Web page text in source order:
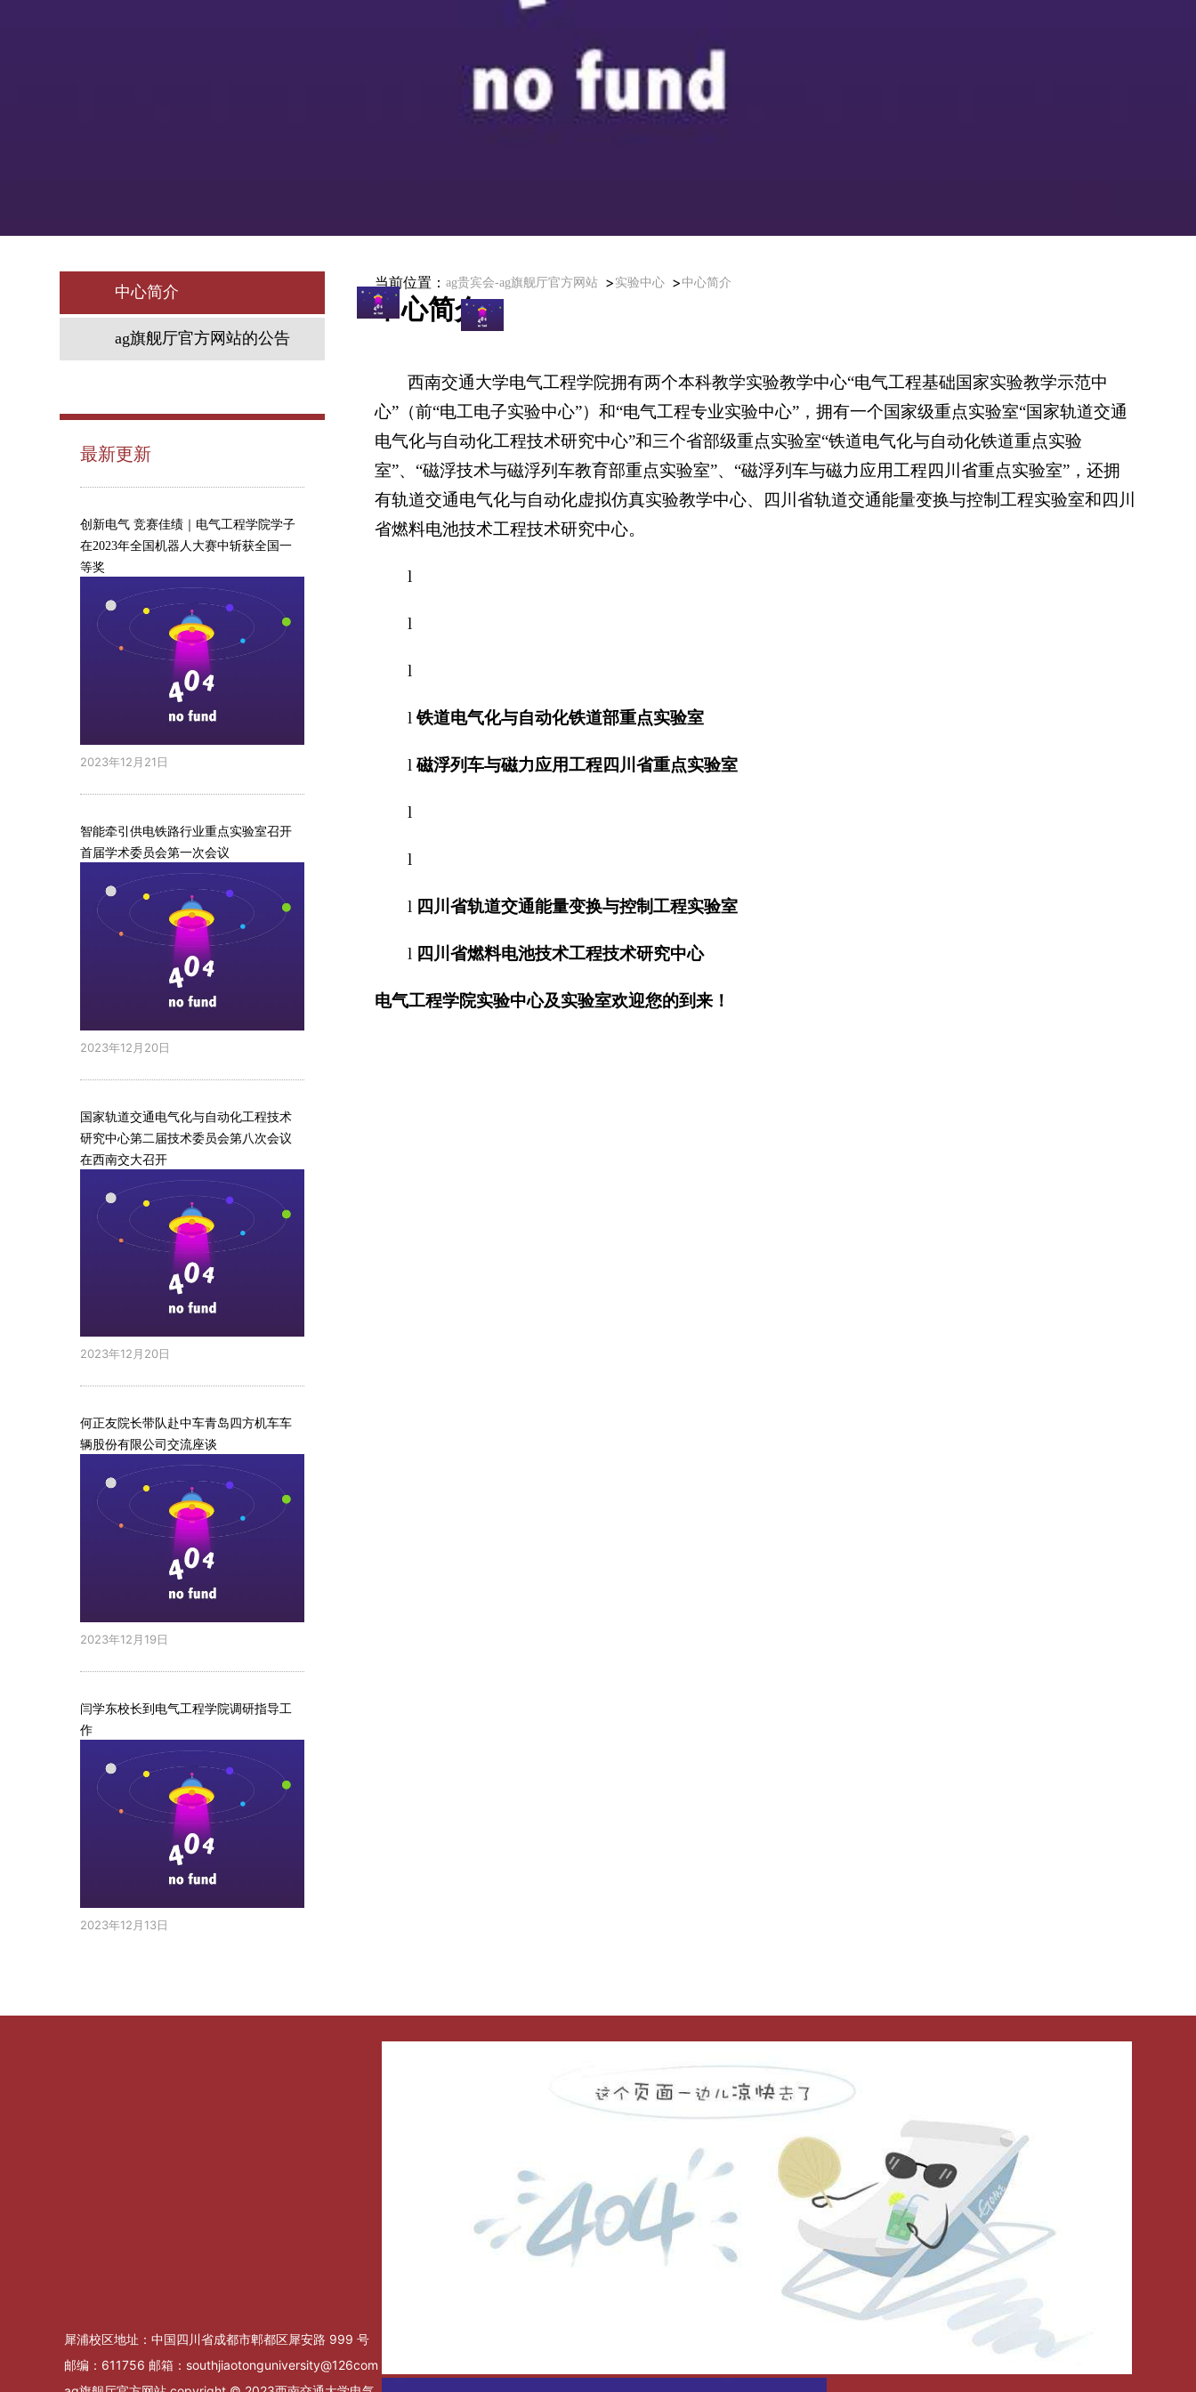
当前位置： ag贵宾会-ag旗舰厅官方网站 > 实验中心 > 中心简介
中心简介
西南交通大学电气工程学院拥有两个本科教学实验教学中心“电气工程基础国家实验教学示范中
心”（前“电工电子实验中心”）和“电气工程专业实验中心”，拥有一个国家级重点实验室“国家轨道交通
电气化与自动化工程技术研究中心”和三个省部级重点实验室“铁道电气化与自动化铁道重点实验
室”、“磁浮技术与磁浮列车教育部重点实验室”、“磁浮列车与磁力应用工程四川省重点实验室”，还拥
有轨道交通电气化与自动化虚拟仿真实验教学中心、四川省轨道交通能量变换与控制工程实验室和四川
省燃料电池技术工程技术研究中心。
l
l
l
l铁道电气化与自动化铁道部重点实验室
l磁浮列车与磁力应用工程四川省重点实验室
l
l
l 四川省轨道交通能量变换与控制工程实验室
l 四川省燃料电池技术工程技术研究中心
电气工程学院实验中心及实验室欢迎您的到来！
中心简介
ag旗舰厅官方网站的公告
最新更新
创新电气 竞赛佳绩｜电气工程学院学子
在2023年全国机器人大赛中斩获全国一
等奖
2023年12月21日
智能牵引供电铁路行业重点实验室召开
首届学术委员会第一次会议
2023年12月20日
国家轨道交通电气化与自动化工程技术
研究中心第二届技术委员会第八次会议
在西南交大召开
2023年12月20日
何正友院长带队赴中车青岛四方机车车
辆股份有限公司交流座谈
2023年12月19日
闫学东校长到电气工程学院调研指导工
作
2023年12月13日
犀浦校区地址：中国四川省成都市郫都区犀安路 999 号
邮编：611756 邮箱：southjiaotonguniversity@126com